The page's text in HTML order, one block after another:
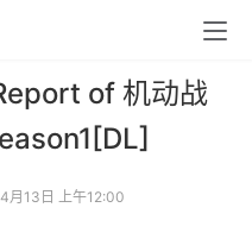
of 机动战
月13日 上午12:00